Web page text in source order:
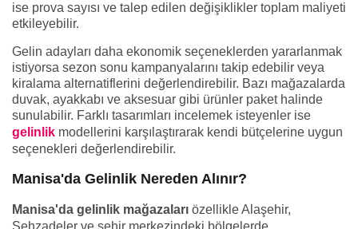
ise prova sayısı ve talep edilen değişiklikler toplam maliyeti
etkileyebilir.
Gelin adayları daha ekonomik seçeneklerden yararlanmak
istiyorsa sezon sonu kampanyalarını takip edebilir veya
kiralama alternatiflerini değerlendirebilir. Bazı mağazalarda
duvak, ayakkabı ve aksesuar gibi ürünler paket halinde
sunulabilir. Farklı tasarımları incelemek isteyenler ise
gelinlik modellerini karşılaştırarak kendi bütçelerine uygun
seçenekleri değerlendirebilir.
Manisa'da Gelinlik Nereden Alınır?
Manisa'da gelinlik mağazaları özellikle Alaşehir,